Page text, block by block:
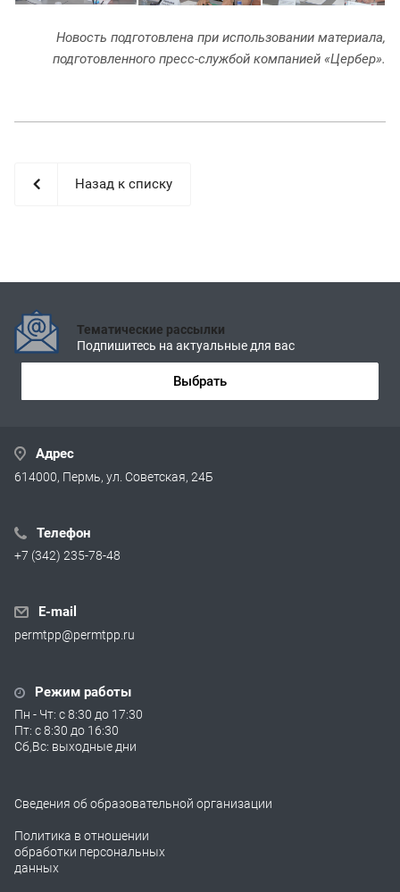
Новость подготовлена при использовании материала,
подготовленного пресс-службой компанией «Цербер».
Назад к списку
Тематические рассылки
Подпишитесь на актуальные для вас
Выбрать
Адрес
614000, Пермь, ул. Советская, 24Б
Телефон
+7 (342) 235-78-48
E-mail
permtpp@permtpp.ru
Режим работы
Пн - Чт: с 8:30 до 17:30
Пт: с 8:30 до 16:30
Сб,Вс: выходные дни
Сведения об образовательной организации
Политика в отношении
обработки персональных
данных